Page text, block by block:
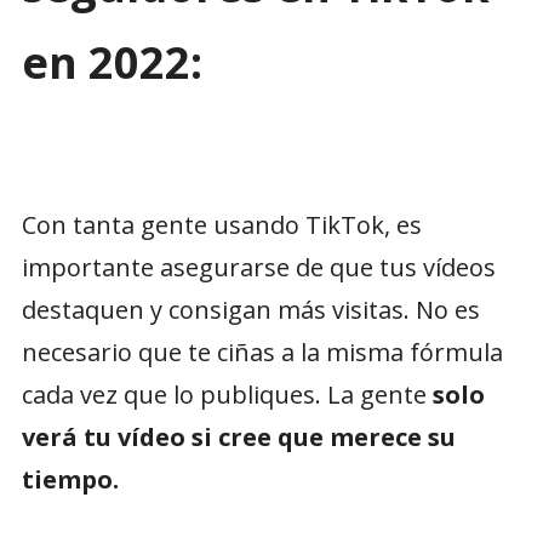
en 2022:
Con tanta gente usando TikTok, es
importante asegurarse de que tus vídeos
destaquen y consigan más visitas. No es
necesario que te ciñas a la misma fórmula
cada vez que lo publiques. La gente solo
verá tu vídeo si cree que merece su
tiempo.